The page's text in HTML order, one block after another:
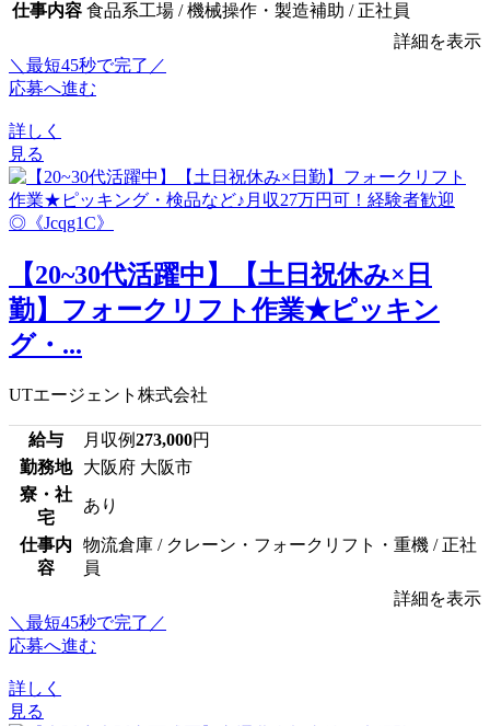
仕事内容 食品系工場 / 機械操作・製造補助 / 正社員
詳細を表示
＼最短45秒で完了／
応募へ進む
詳しく
見る
【20~30代活躍中】【土日祝休み×日
勤】フォークリフト作業★ピッキン
グ・...
UTエージェント株式会社
給与 月収例273,000円
勤務地
大阪府 大阪市
寮・社
宅
あり
仕事内
容
物流倉庫 / クレーン・フォークリフト・重機 / 正社
員
詳細を表示
＼最短45秒で完了／
応募へ進む
詳しく
見る